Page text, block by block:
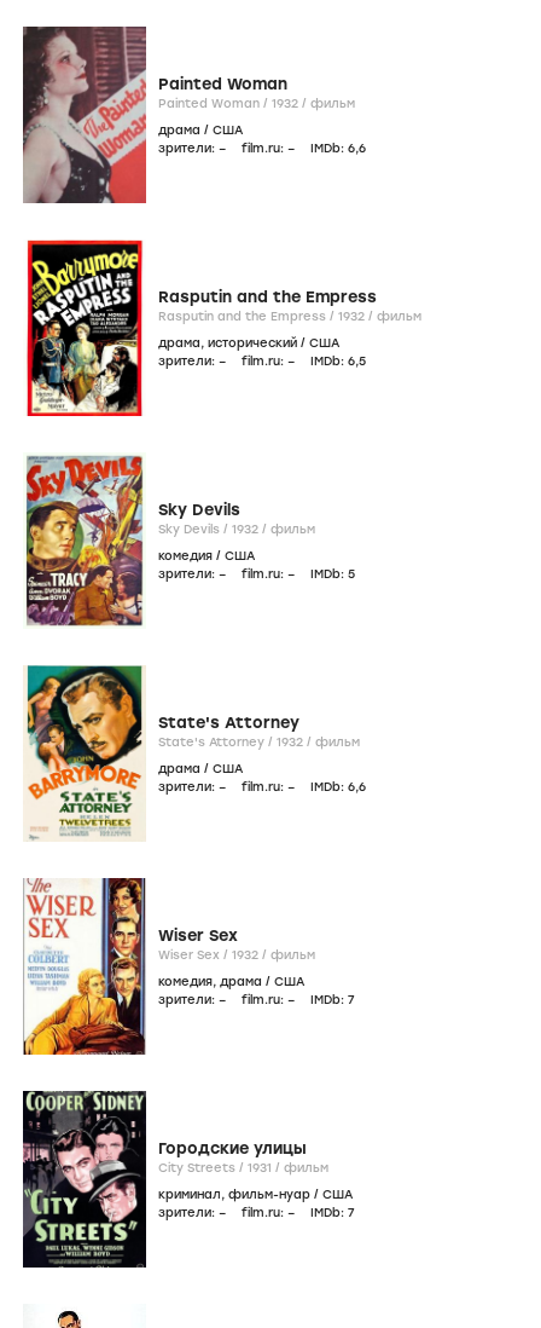
Painted Woman
Painted Woman / 1932 / фильм
драма / США
зрители: – film.ru: – IMDb: 6,6
Rasputin and the Empress
Rasputin and the Empress / 1932 / фильм
драма, исторический / США
зрители: – film.ru: – IMDb: 6,5
Sky Devils
Sky Devils / 1932 / фильм
комедия / США
зрители: – film.ru: – IMDb: 5
State's Attorney
State's Attorney / 1932 / фильм
драма / США
зрители: – film.ru: – IMDb: 6,6
Wiser Sex
Wiser Sex / 1932 / фильм
комедия, драма / США
зрители: – film.ru: – IMDb: 7
Городские улицы
City Streets / 1931 / фильм
криминал, фильм-нуар / США
зрители: – film.ru: – IMDb: 7